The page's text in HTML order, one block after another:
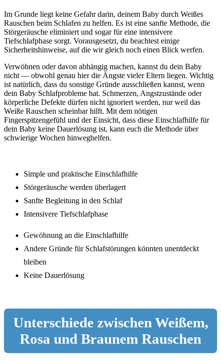
Im Grunde liegt keine Gefahr darin, deinem Baby durch Weißes
Rauschen beim Schlafen zu helfen. Es ist eine sanfte Methode, die
Störgeräusche eliminiert und sogar für eine intensivere
Tiefschlafphase sorgt. Vorausgesetzt, du beachtest einige
Sicherheitshinweise, auf die wir gleich noch einen Blick werfen.
Verwöhnen oder davon abhängig machen, kannst du dein Baby
nicht — obwohl genau hier die Ängste vieler Eltern liegen. Wichtig
ist natürlich, dass du sonstige Gründe ausschließen kannst, wenn
dein Baby Schlafprobleme hat. Schmerzen, Angstzustände oder
körperliche Defekte dürfen nicht ignoriert werden, nur weil das
Weiße Rauschen scheinbar hilft. Mit dem nötigen
Fingerspitzengefühl und der Einsicht, dass diese Einschlafhilfe für
dein Baby keine Dauerlösung ist, kann euch die Methode über
schwierige Wochen hinweghelfen.
Simple und praktische Einschlafhilfe
Störgeräusche werden überlagert
Sanfte Begleitung in den Schlaf
Intensivere Tiefschlafphase
Gewöhnung an die Einschlafhilfe
Andere Gründe für Schlafstörungen könnten unentdeckt
bleiben
Keine Dauerlösung
Unterschiede zwischen Weißem,
Rosa und Braunem Rauschen